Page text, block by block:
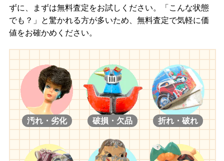
ずに、まずは無料査定をお試しください。「こんな状態
でも？」と驚かれる方が多いため、無料査定で気軽に価
値をお確かめください。
汚れ・劣化 破損・欠品 折れ・破れ